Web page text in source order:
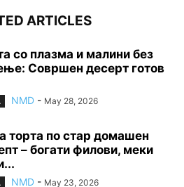
ARTICLES
со плазма и малини без
Совршен десерт готов
NMD - May 28, 2026
торта по стар домашен
– богати филови, меки
NMD - May 23, 2026